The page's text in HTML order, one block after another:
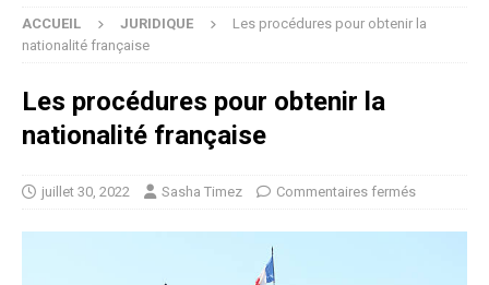
ACCUEIL JURIDIQUE
Les procédures pour obtenir la
nationalité française
Les procédures pour obtenir la
nationalité française
juillet 30, 2022 Sasha Timez Commentaires fermés